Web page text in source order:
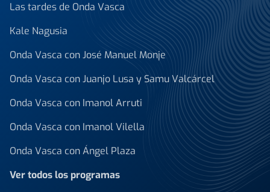
Las tardes de Onda Vasca
Kale Nagusia
Onda Vasca con José Manuel Monje
Onda Vasca con Juanjo Lusa y Samu Valcárcel
Onda Vasca con Imanol Arruti
Onda Vasca con Imanol Vilella
Onda Vasca con Ángel Plaza
Ver todos los programas